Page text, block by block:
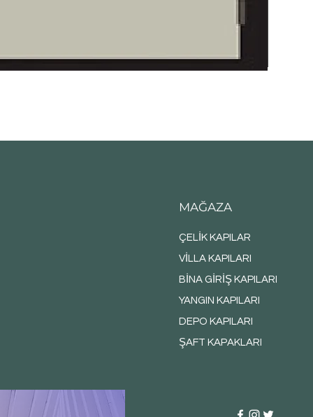
MAĞAZA
ÇELİK KAPILAR
VİLLA KAPILARI
BİNA GİRİŞ KAPILARI
YANGIN KAPILARI
DEPO KAPILARI
ŞAFT KAPAKLARI